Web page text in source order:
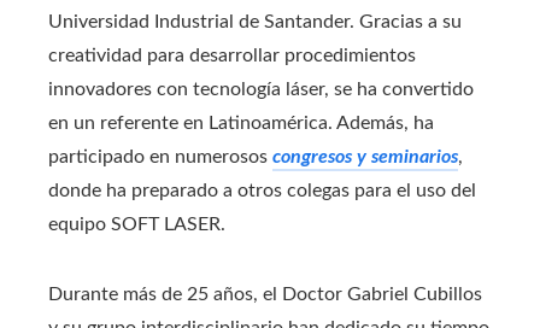
Universidad Industrial de Santander. Gracias a su
creatividad para desarrollar procedimientos
innovadores con tecnología láser, se ha convertido
en un referente en Latinoamérica. Además, ha
participado en numerosos congresos y seminarios,
donde ha preparado a otros colegas para el uso del
equipo SOFT LASER.
Durante más de 25 años, el Doctor Gabriel Cubillos